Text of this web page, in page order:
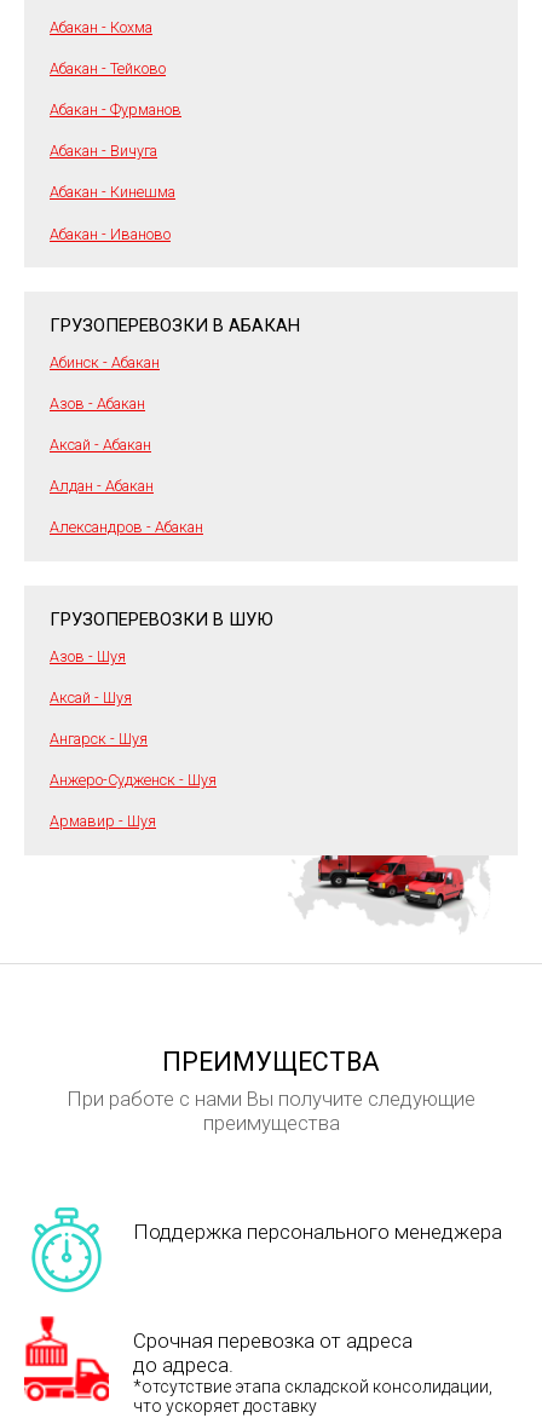
Абакан - Кохма
Абакан - Тейково
Абакан - Фурманов
Абакан - Вичуга
Абакан - Кинешма
Абакан - Иваново
ГРУЗОПЕРЕВОЗКИ В АБАКАН
Абинск - Абакан
Азов - Абакан
Аксай - Абакан
Алдан - Абакан
Александров - Абакан
ГРУЗОПЕРЕВОЗКИ В ШУЮ
Азов - Шуя
Аксай - Шуя
Ангарск - Шуя
Анжеро-Судженск - Шуя
Армавир - Шуя
ПРЕИМУЩЕСТВА
При работе с нами Вы получите следующие
преимущества
Поддержка персонального менеджера
Срочная перевозка от адреса
до адреса.
*отсутствие этапа складской консолидации,
что ускоряет доставку